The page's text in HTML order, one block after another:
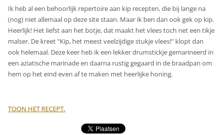
Ik heb al een behoorlijk repertoire aan kip recepten, die bij lange na
(nog) niet allemaal op deze site staan. Maar ik ben dan ook gek op kip.
Heerlijk! Het liefst aan het botje, dat maakt het vlees toch net een tikje
malser. De kreet "Kip, het meest veelzijdige stukje vlees!" klopt dan
ook helemaal. Deze keer heb ik een lekker drumstickje gemarineerd in
een aziatische marinade en daarna rustig gegaard in de braadpan om
hem op het eind even af te maken met heerlijke honing.
TOON HET RECEPT.